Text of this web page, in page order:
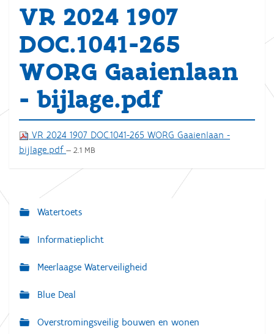
VR 2024 1907
DOC.1041-265
WORG Gaaienlaan
- bijlage.pdf
VR 2024 1907 DOC.1041-265 WORG Gaaienlaan -
bijlage.pdf — 2.1 MB
N
a
i
g
t
Watertoets
Informatieplicht
Meerlaagse Waterveiligheid
Blue Deal
Overstromingsveilig bouwen en wonen